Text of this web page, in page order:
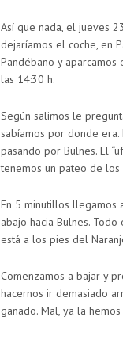
Así que nada, el jueves
dejaríamos el coche, en
Pandébano y aparcamos
las 14:30 h.
Según salimos le
sabíamos por donde
pasando por Bulnes. El
tenemos un pateo de los
En 5 minutillos llegamos
abajo hacia Bulnes.
está a los pies del
Comenzamos a bajar y
hacernos ir demasiado
ganado. Mal, ya la